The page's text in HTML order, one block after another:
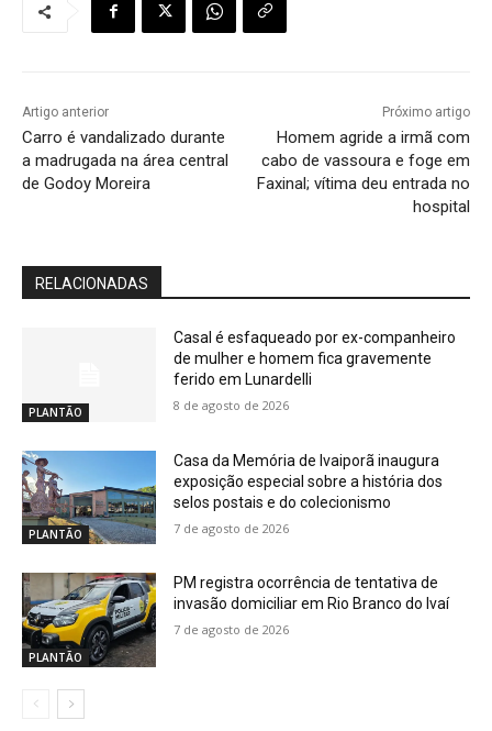
Artigo anterior
Carro é vandalizado durante
a madrugada na área central
de Godoy Moreira
Próximo artigo
Homem agride a irmã com
cabo de vassoura e foge em
Faxinal; vítima deu entrada no
hospital
RELACIONADAS
PLANTÃO
Casal é esfaqueado por ex-companheiro
de mulher e homem fica gravemente
ferido em Lunardelli
8 de agosto de 2026
PLANTÃO
Casa da Memória de Ivaiporã inaugura
exposição especial sobre a história dos
selos postais e do colecionismo
7 de agosto de 2026
PLANTÃO
PM registra ocorrência de tentativa de
invasão domiciliar em Rio Branco do Ivaí
7 de agosto de 2026